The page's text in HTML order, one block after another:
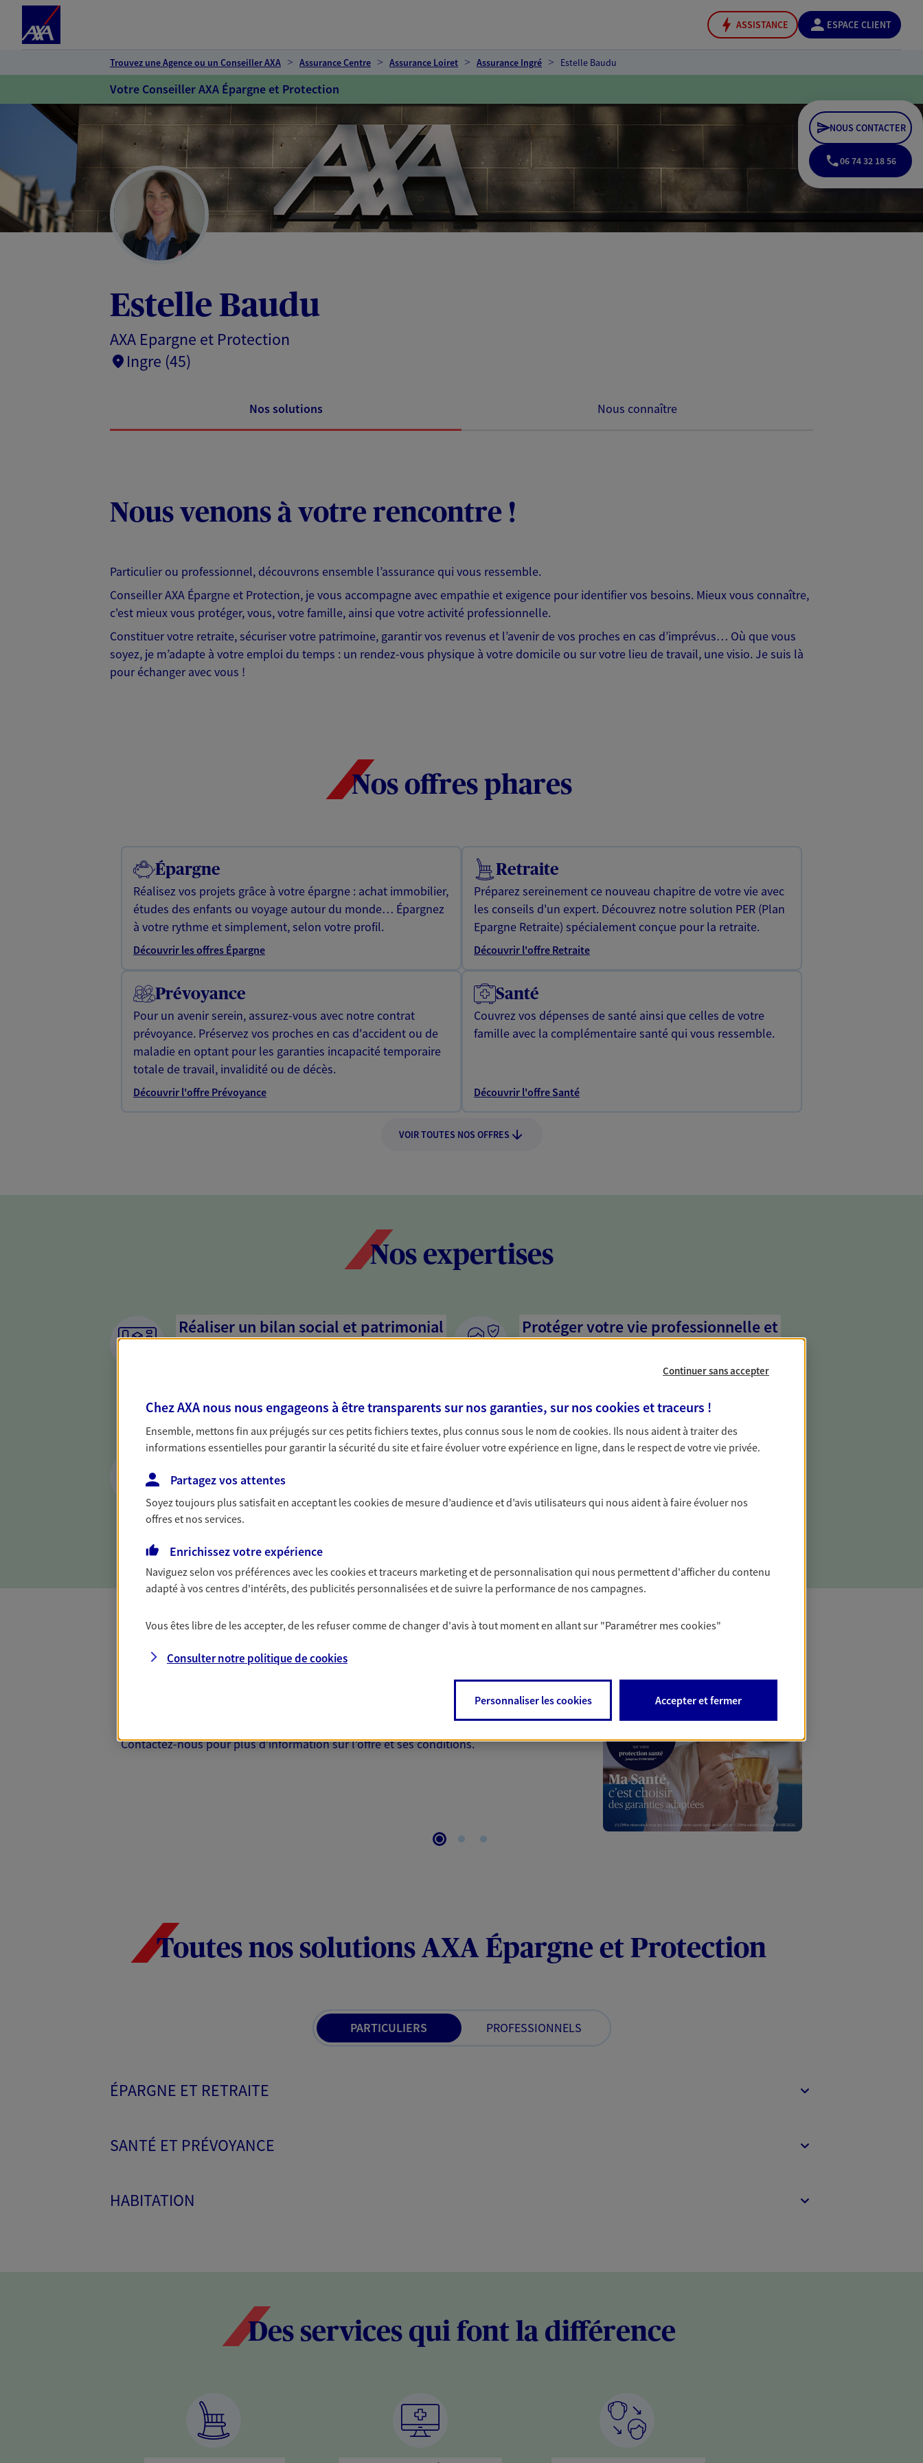
ASSISTANCE ESPACE CLIENT
Trouvez une Agence ou un Conseiller AXA Assurance Centre Assurance Loiret Assurance Ingré Estelle Baudu
Votre Conseiller AXA Épargne et Protection
Estelle Baudu
AXA Epargne et Protection
Ingre (45)
NOUS CONTACTER
06 74 32 18 56
Nos solutions Nous connaître
Nous venons à votre rencontre !
Particulier ou professionnel, découvrons ensemble l’assurance qui vous ressemble.
Conseiller AXA Épargne et Protection, je vous accompagne avec empathie et exigence pour identifier vos besoins. Mieux vous connaître,
c'est mieux vous protéger, vous, votre famille, ainsi que votre activité professionnelle.
Constituer votre retraite, sécuriser votre patrimoine, garantir vos revenus et l’avenir de vos proches en cas d’imprévus… Où que vous
soyez, je m’adapte à votre emploi du temps : un rendez-vous physique à votre domicile ou sur votre lieu de travail, une visio. Je suis là
pour échanger avec vous !
Nos offres phares
Épargne
Réalisez vos projets grâce à votre épargne : achat immobilier,
études des enfants ou voyage autour du monde… Épargnez
à votre rythme et simplement, selon votre profil.
Découvrir les offres Épargne
Retraite
Préparez sereinement ce nouveau chapitre de votre vie avec
les conseils d'un expert. Découvrez notre solution PER (Plan
Epargne Retraite) spécialement conçue pour la retraite.
Découvrir l'offre Retraite
Prévoyance
Pour un avenir serein, assurez-vous avec notre contrat
prévoyance. Préservez vos proches en cas d'accident ou de
maladie en optant pour les garanties incapacité temporaire
totale de travail, invalidité ou de décès.
Découvrir l'offre Prévoyance
Santé
Couvrez vos dépenses de santé ainsi que celles de votre
famille avec la complémentaire santé qui vous ressemble.
Découvrir l'offre Santé
VOIR TOUTES NOS OFFRES
Nos expertises
Réaliser un bilan social et patrimonial
dresser un bilan complet de votre situation. Une analyse
solide pour vous formuler des conseils cohérents avec vos
besoins.
Protéger votre vie professionnelle et
Nous sommes à votre écoute pour vous proposer des
activité, mais aussi les risques liés à votre vie privée. Un seul
interlocuteur pour tous vos besoins, ça change tout.
Accompagner vos projets de vie
Achat immobilier, installation, départ à la retraite… Autant
de moments de vie qui nécessitent des solutions
d'assurance et d'épargne. Recevez un conseil d'expert
Complémentaire Santé
Santé d’AXA, adaptez vos garanties à votre budget et situation tout en profitant de –10% sur
votre cotisation, si vous avez 60 ans et plus ; et si vous êtes un travailleur non salarié.
Contactez-nous pour plus d’information sur l’offre et ses conditions.
Toutes nos solutions AXA Épargne et Protection
PARTICULIERS PROFESSIONNELS
ÉPARGNE ET RETRAITE
SANTÉ ET PRÉVOYANCE
HABITATION
Des services qui font la différence
Continuer sans accepter
Chez AXA nous nous engageons à être transparents sur nos garanties, sur nos cookies et traceurs !
Ensemble, mettons fin aux préjugés sur ces petits fichiers textes, plus connus sous le nom decookies. Ils nous aident à traiter des
informations essentielles pour garantir la sécurité du site et faire évoluer votre expérience en ligne, dans le respect de votre vie privée.
Partagez vos attentes
Soyez toujours plus satisfait en acceptant lescookiesde mesure d’audience et d’avis utilisateurs qui nous aident à faire évoluer nos
offres et nos services.
Enrichissez votre expérience
Naviguez selon vos préférences avec lescookies et traceurs marketing et de personnalisation qui nous permettent d'afficher du contenu
adapté à vos centres d'intérêts, des publicités personnalisées et de suivre la performance de nos campagnes.
Vous êtes libre de les accepter, de les refuser comme de changer d'avis à tout moment en allant sur "Paramétrer mescookies"
Consulter notre politique decookies
Personnaliser les cookies Accepter et fermer